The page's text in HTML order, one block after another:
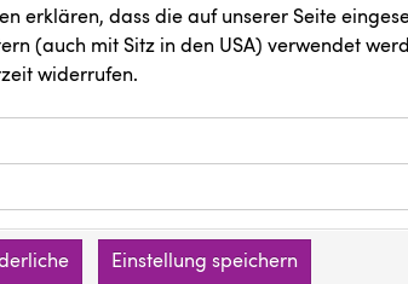
erklären, dass die auf unserer Seite
(auch mit Sitz in den USA) verwendet
widerrufen.
grundlegende Funktionen und sind für die
Diese Cookies speichern keine
übermittelt.
unsere Website nutzen.
Einstellung speichern